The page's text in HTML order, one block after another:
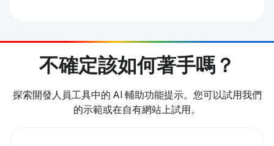
不確定該如何著手嗎？
探索開發人員工具中的 AI 輔助功能提示。您可以試用我們
的示範或在自有網站上試用。